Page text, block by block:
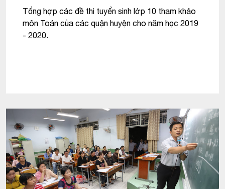
Tổng hợp các đề thi tuyển sinh lớp 10 tham khảo
môn Toán của các quận huyện cho năm học 2019
- 2020.